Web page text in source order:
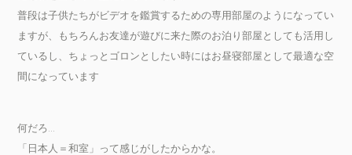
普段は子供たちがビデオを鑑賞するための専用部屋のようになってい
ますが、もちろんお友達が遊びに来た際のお泊り部屋としても活用し
ているし、ちょっとゴロンとしたい時にはお昼寝部屋として最適な空
間になっています
何だろ…
「日本人＝和室」って感じがしたからかな。